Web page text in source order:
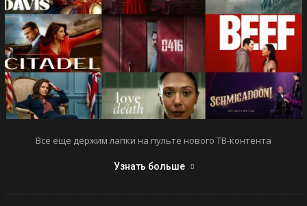
Все еще держим лапки на пульте нового ТВ-контента
Узнать больше